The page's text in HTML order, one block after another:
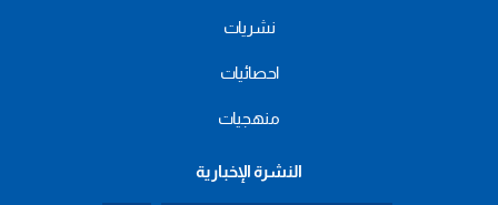
نشريات
احصائيات
منهجيات
النشرة الإخبارية